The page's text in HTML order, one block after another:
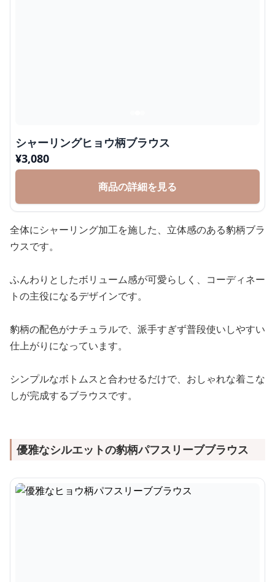
シャーリングヒョウ柄ブラウス
¥3,080
商品の詳細を見る
全体にシャーリング加工を施した、立体感のある豹柄ブラ
ウスです。
ふんわりとしたボリューム感が可愛らしく、コーディネー
トの主役になるデザインです。
豹柄の配色がナチュラルで、派手すぎず普段使いしやすい
仕上がりになっています。
シンプルなボトムスと合わせるだけで、おしゃれな着こな
しが完成するブラウスです。
優雅なシルエットの豹柄パフスリーブブラウス